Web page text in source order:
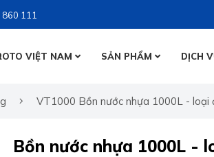
111
VIỆT NAM SẢN PHẨM DỊCH
VT1000 Bồn nước nhựa 1000L - loại
Bồn nước nhựa 1000L -